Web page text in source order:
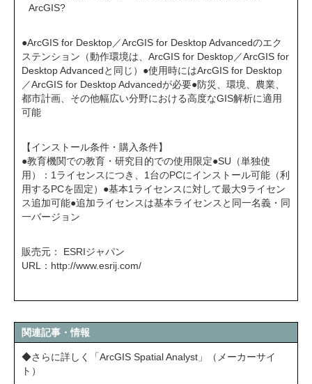
ArcGIS?
●ArcGIS for Desktop／ArcGIS for Desktop Advancedのエク
ステンション（動作環境は、ArcGIS for Desktop／ArcGIS for
Desktop Advancedと同じ）●使用時にはArcGIS for Desktop
／ArcGIS for Desktop Advancedが必要●防災、環境、農業、
都市計画、その他幅広い分野における高度なGIS解析に適用
可能
【インストール条件・購入条件】
●教育機関での教育・研究目的での使用限定●SU（単独使
用）：1ライセンスにつき、1台のPCにインストール可能（利
用するPCを固定）●基本1ライセンスに対して最大9ライセン
ス追加可能●追加ライセンスは基本ライセンスと同一名義・同
一バージョン
販売元： ESRIジャパン
URL： http://www.esrij.com/
関連記事・情報
◆さらに詳しく「ArcGIS Spatial Analyst」（メーカーサイ
ト）